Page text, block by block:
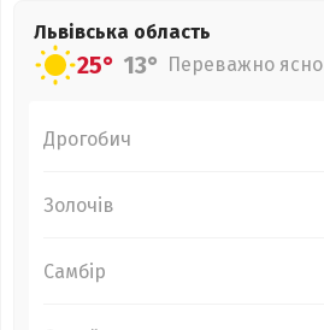
Львівська область
25° 13° Переважно ясно
Дрогобич
Золочів
Самбір